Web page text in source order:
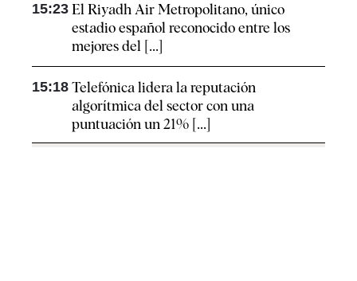
15:23 El Riyadh Air Metropolitano, único
estadio español reconocido entre los
mejores del [...]
15:18 Telefónica lidera la reputación
algorítmica del sector con una
puntuación un 21% [...]